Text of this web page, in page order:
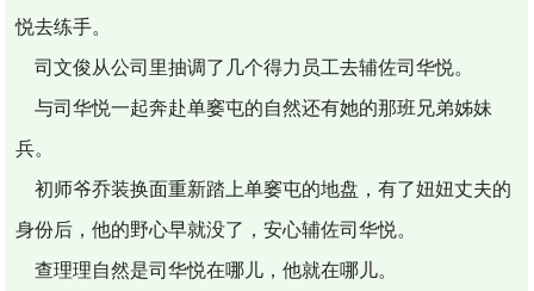
悦去练手。
司文俊从公司里抽调了几个得力员工去辅佐司华悦。
与司华悦一起奔赴单窭屯的自然还有她的那班兄弟姊妹
兵。
初师爷乔装换面重新踏上单窭屯的地盘，有了妞妞丈夫的
身份后，他的野心早就没了，安心辅佐司华悦。
查理理自然是司华悦在哪儿，他就在哪儿。